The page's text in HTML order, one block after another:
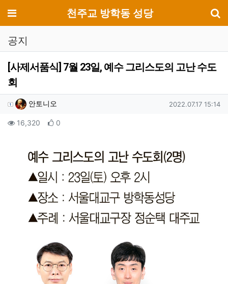
메뉴 천주교 방학동 성당
공지
[사제서품식] 7월 23일, 예수 그리스도의 고난 수도
회
작성자 정보
안토니오 작성일
2022.07.17 15:14
컨텐츠 정보
16,320 조회 0